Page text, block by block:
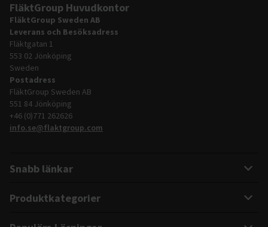
FläktGroup Huvudkontor
FläktGroup Sweden AB
Leverans och Besöksadress
Fläktgatan 1
553 02 Jönköping
Sweden
Postadress
FläktGroup Sweden AB
551 84 Jönköping
+46 (0)771 262626
info.se@flaktgroup.com
Snabb länkar
Produktkategorier